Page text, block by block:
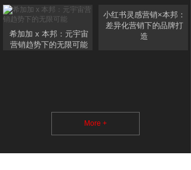
希加加 x 本邦：元宇宙
营销趋势下的无限可能
小红书灵感营销×本邦：
差异化营销下的品牌打
造
More +